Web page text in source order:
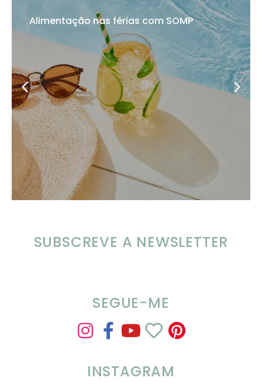
Alimentação nas férias com SOMP
SUBSCREVE A NEWSLETTER
SEGUE-ME
INSTAGRAM